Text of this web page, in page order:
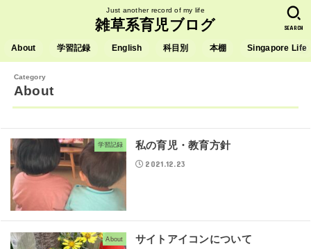
Just another record of my life
雑草系育児ブログ
About 学習記録 English 科目別 本棚 Singapore Life
SEARCH
About
学習記録 私の育児・教育方針
2021.12.23
About サイトアイコンについて